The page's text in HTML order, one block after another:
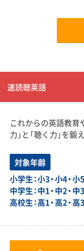
速読聴英語
これからの英語教育
力」と「聴く力」を鍛
対象年齢
小学生：小3・小4・小
中学生：中1・中2・中3
高校生：高1・高2・高3